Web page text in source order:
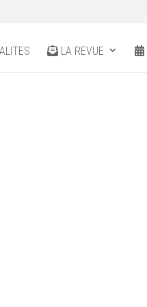
LA REVUE